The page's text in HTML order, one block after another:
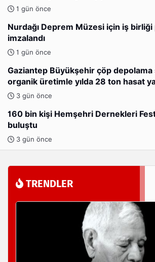
1 gün önce
Nurdağı Deprem Müzesi için iş
imzalandı
1 gün önce
Gaziantep Büyükşehir çöp depolama
organik üretimle yılda 28 ton hasat
3 gün önce
160 bin kişi Hemşehri Dernekleri
buluştu
3 gün önce
TRENDLER